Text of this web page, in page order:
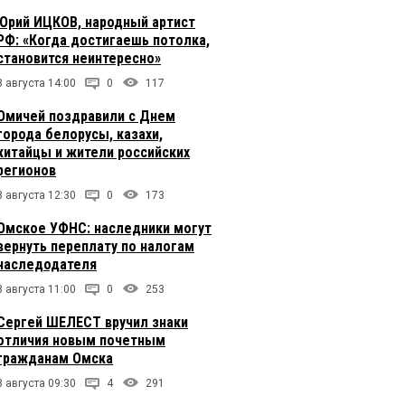
ИЦКОВ, народный артист
«Когда достигаешь потолка,
неинтересно»
августа 14:00 0 117
поздравили с Днем
белорусы, казахи,
и жители российских
августа 12:30 0 173
УФНС: наследники могут
переплату по налогам
августа 11:00 0 253
ШЕЛЕСТ вручил знаки
новым почетным
Омска
августа 09:30 4 291